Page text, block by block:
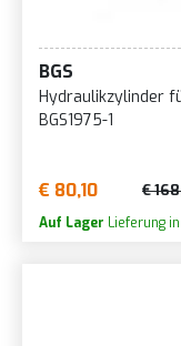
BGS
Hydraulikzylinder
BGS1975-1
€ 80,10 €
Auf Lager Lieferung